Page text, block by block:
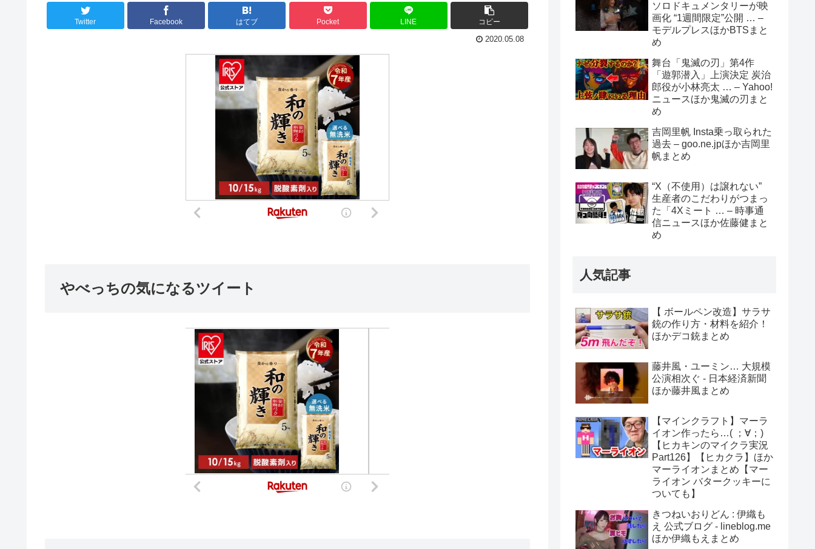
Twitter Facebook はてブ Pocket LINE コピー
2020.05.08
やべっちの気になるツイート
ソロドキュメンタリーが映
画化 “1週間限定”公開 … –
モデルプレスほかBTSまと
め
舞台「鬼滅の刃」第4作
「遊郭潜入」上演決定 炭治
郎役が小林亮太 … – Yahoo!
ニュースほか鬼滅の刃まと
め
吉岡里帆 Insta乗っ取られた
過去 – goo.ne.jpほか吉岡里
帆まとめ
“X（不使用）は譲れない”
生産者のこだわりがつまっ
た「4Xミート … – 時事通
信ニュースほか佐藤健まと
め
人気記事
【 ボールペン改造】サラサ
銃の作り方・材料を紹介！
ほかデコ銃まとめ
藤井風・ユーミン… 大規模
公演相次ぐ - 日本経済新聞
ほか藤井風まとめ
【マインクラフト】マーラ
イオン作ったら…( ；∀；)
【ヒカキンのマイクラ実況
Part126】【ヒカクラ】ほか
マーライオンまとめ【マー
ライオン バタークッキーに
ついても】
きつねいおりどん : 伊織も
え 公式ブログ - lineblog.me
ほか伊織もえまとめ